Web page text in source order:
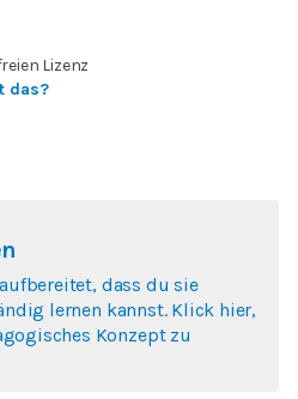
Lizenz
das?
dass du sie
lernen kannst. Klick hier,
Konzept zu